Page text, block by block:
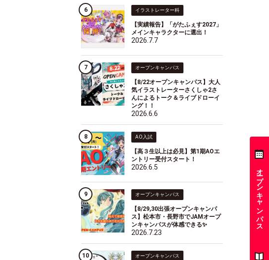
イラストレーター科
【実績報告】「がたふぇす2027」
メインキャラクターに選出！
2026.7.7
オープンキャンパス
【8/22オープンキャンパス】大人
気イラストレーターさくしゃ2さ
んによるトーク＆ライブドローイ
ング！！
2026.6.6
AO入試
【高３生以上は必見】第1期AOエ
ントリー受付スタート！
2026.6.5
オープンキャンパス
【8/29,30出張オープンキャンパ
ス】松本市・長野市でJAMオープ
ンキャンパスが体感できる✨
2026.7.23
オープンキャンパス
オープンキャンパス